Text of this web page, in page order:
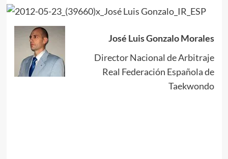
José Luis Gonzalo Morales
Director Nacional de Arbitraje
Real Federación Española de
Taekwondo